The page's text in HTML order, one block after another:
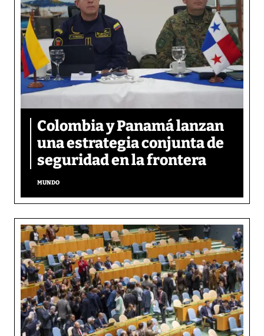
Colombia y Panamá lanzan
una estrategia conjunta de
seguridad en la frontera
MUNDO